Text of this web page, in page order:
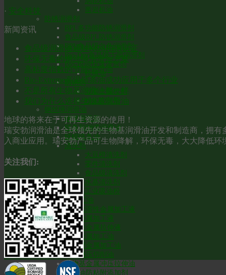
凿岩机油
防锈润滑剂
BPL多功能防锈润滑剂
食品级BPL防锈润滑剂
BPL食品级白色润滑剂
Bio-Dry食品级干膜润滑剂
Bio-Blast快速渗透剂
枪械油
防锈剂
混凝土脱模剂
粉尘抑制剂
钢丝绳润滑油
钢缆润滑脂
链条和钢缆润滑油
链锯链条油
清洗剂
大豆橙清洗剂
零件清洗剂
食品级清洗剂
水基清洗剂
工业吸油粉
环保金属加工油
通用水溶性金属加工液
重载金属加工液
水溶性金属拉伸液
通用金属加工油
高强度金属加工油
雾化极压切削油
生物基金属冲压拉伸油
切削油防粘附添加剂
· 安全科技
新闻资讯
食品级润滑油通过KOSHER认证
环保无毒的钢丝绳润滑油方案
高粘度指数的节能润滑油
Bio-Extreme高温链条油成功应用于多个行业
不是所有生物基润滑油都一样
我们为什么选择生物基润滑油
地球的将来在于可再生资源的使用！
瑞安勃润滑油是全球领先的生物基润滑油开发和制造商，拥
入商业应用。瑞安勃产品可生物降解，环保无毒，大大降低环
关注我们: